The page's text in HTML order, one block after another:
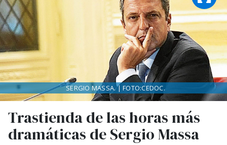
Trastienda de las horas más
dramáticas de Sergio Massa
SERGIO MASSA. | FOTO:CEDOC.